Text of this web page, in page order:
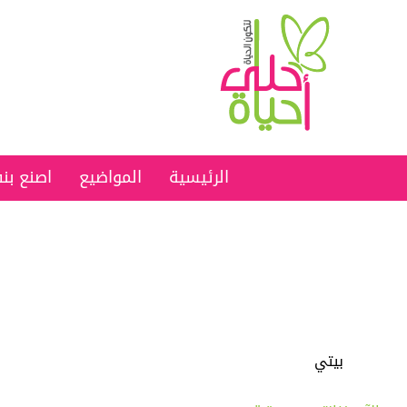
الرئيسية المواضيع اصنع
بيتي